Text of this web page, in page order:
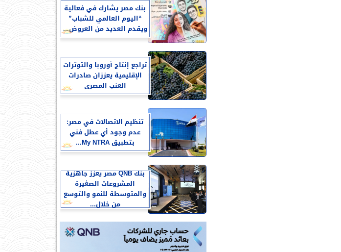
بنك مصر يشارك في فعالية
“اليوم العالمي للشباب”
ويقدم العديد من العروض...
تراجع إنتاج أوروبا والتوترات
الإقليمية يعززان صادرات
العنب المصرى
تنظيم الاتصالات في مصر:
عدم وجود أي عطل فني
بتطبيق My NTRA...
بنك QNB مصر يعزز جاهزية
المشروعات الصغيرة
والمتوسطة للنمو والتوسع
من خلال...